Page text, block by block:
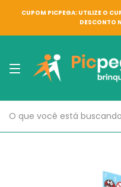
CUPOM PICPEGA: UTILIZE O
DESCONTO